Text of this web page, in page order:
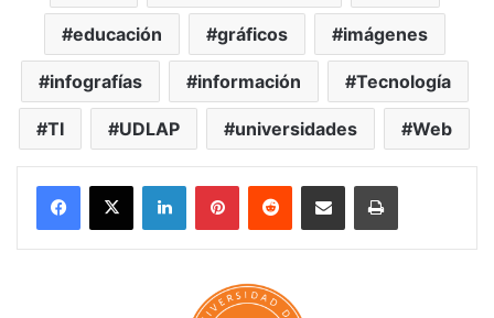
educación gráficos imágenes
infografías información Tecnología
TI UDLAP universidades Web
LinkedInPinterestReddit Share via Email Print